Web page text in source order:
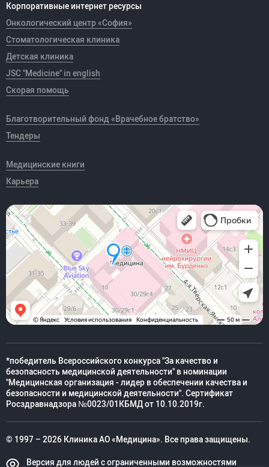
Корпоративные интернет ресурсы
Онкологический центр «София»
Стоматологическая клиника
Детская клиника
JSC "Medicine" in english
Скорая помощь
Благотворительный фонд «Врачебное братство»
Тендеры
Медицинские книги
Карьера
*победитель Всероссийского конкурса "За качество и
безопасность медицинской деятельности" в номинации
"Медицинская организация - лидер в обеспечении качества и
безопасности и медицинской деятельности". Сертификат
Росздравнадзора №0023/01КБМД от 10.10.2019г.
© 1997 – 2026 Клиника АО «Медицина». Все права защищены.
Версия для людей с ограниченными возможностями